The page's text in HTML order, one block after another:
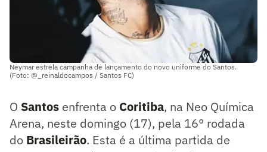
Neymar estrela campanha de lançamento do novo uniforme do Santos.
(Foto: @_reinaldocampos / Santos FC)
O Santos enfrenta o Coritiba, na Neo Química
Arena, neste domingo (17), pela 16° rodada
do Brasileirão. Esta é a última partida de